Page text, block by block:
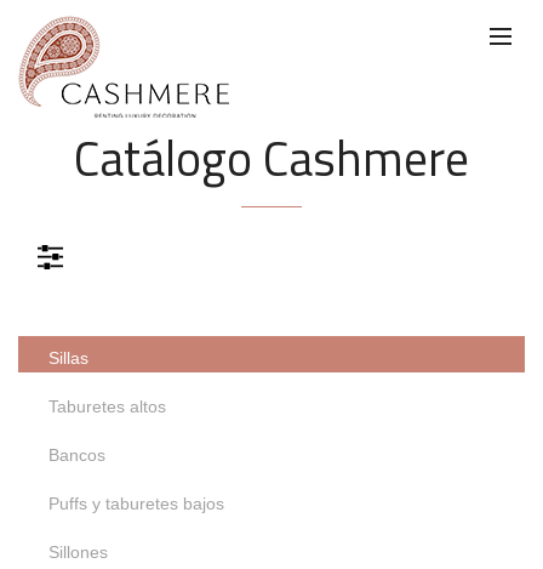
Catálogo Cashmere
Gris
Negro Marrón
Beige
Sillas
Taburetes altos
Bancos
Puffs y taburetes bajos
Sillones